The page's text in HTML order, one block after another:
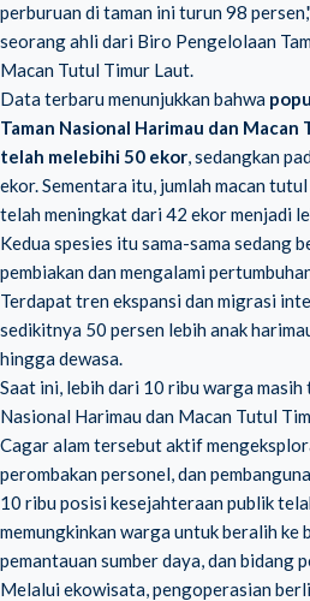
perburuan di taman ini turun 98
seorang ahli dari Biro Pengelolaan
Macan Tutul Timur Laut.
Data terbaru menunjukkan bahwa
Taman Nasional Harimau dan
telah melebihi 50 ekor, sedangkan
ekor. Sementara itu, jumlah macan
telah meningkat dari 42 ekor menjadi
Kedua spesies itu sama-sama sedang
pembiakan dan mengalami
Terdapat tren ekspansi dan migrasi
sedikitnya 50 persen lebih anak
hingga dewasa.
Saat ini, lebih dari 10 ribu warga masih
Nasional Harimau dan Macan Tutul
Cagar alam tersebut aktif
perombakan personel, dan
10 ribu posisi kesejahteraan publik
memungkinkan warga untuk beralih ke
pemantauan sumber daya, dan bidang
Melalui ekowisata, pengoperasian